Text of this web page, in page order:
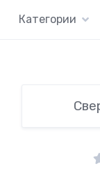
Категории